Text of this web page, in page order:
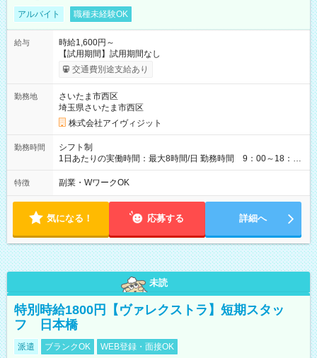
アルバイト 職種未経験OK
給与
時給1,600円～
【試用期間】試用期間なし
交通費別途支給あり
勤務地
さいたま市西区
埼玉県さいたま市西区
株式会社アイヴィジット
勤務時間
シフト制
1日あたりの実働時間：最大8時間/日 勤務時間 9：00～18：
00(実働8h、休憩1h) 土日祝含む週3日～OK、シフト制 ※もちろ
ん週5日勤務もOK♪ 勤務期間：2026年8月12日～9月9日※リスト
特徴 副業・WワークOK
気になる！ 応募する 詳細へ
未読
特別時給1800円【ヴァレクストラ】短期スタッ
フ 日本橋
派遣 ブランクOK WEB登録・面接OK